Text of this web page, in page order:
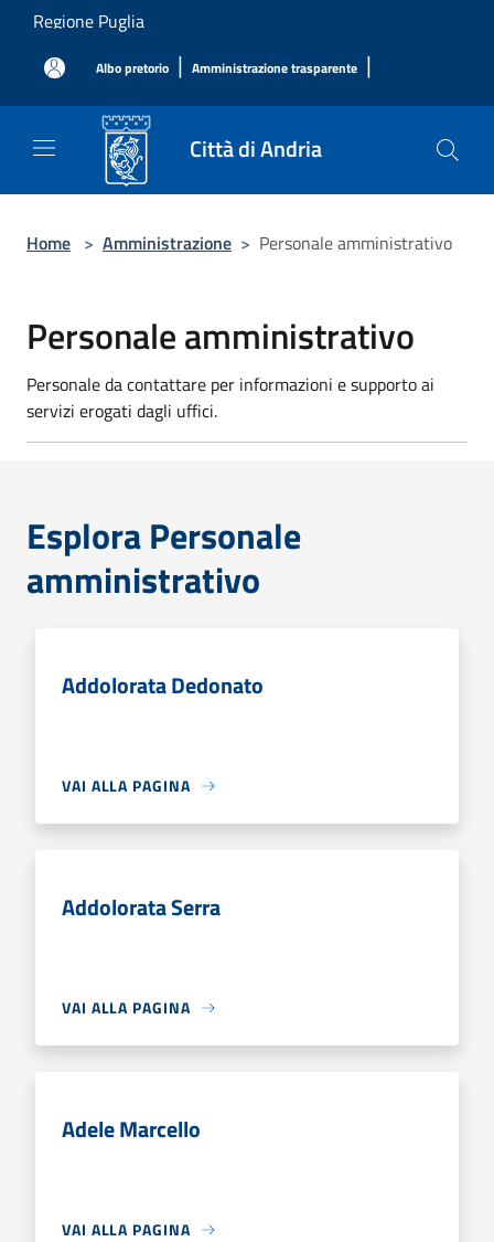
Salta al contenuto principale
Regione Puglia
Albo pretorio | Amministrazione trasparente |
Città di Andria
Home > Amministrazione > Personale amministrativo
Personale amministrativo
Personale da contattare per informazioni e supporto ai
servizi erogati dagli uffici.
Esplora Personale
amministrativo
Addolorata Dedonato
VAI ALLA PAGINA
Addolorata Serra
VAI ALLA PAGINA
Adele Marcello
VAI ALLA PAGINA